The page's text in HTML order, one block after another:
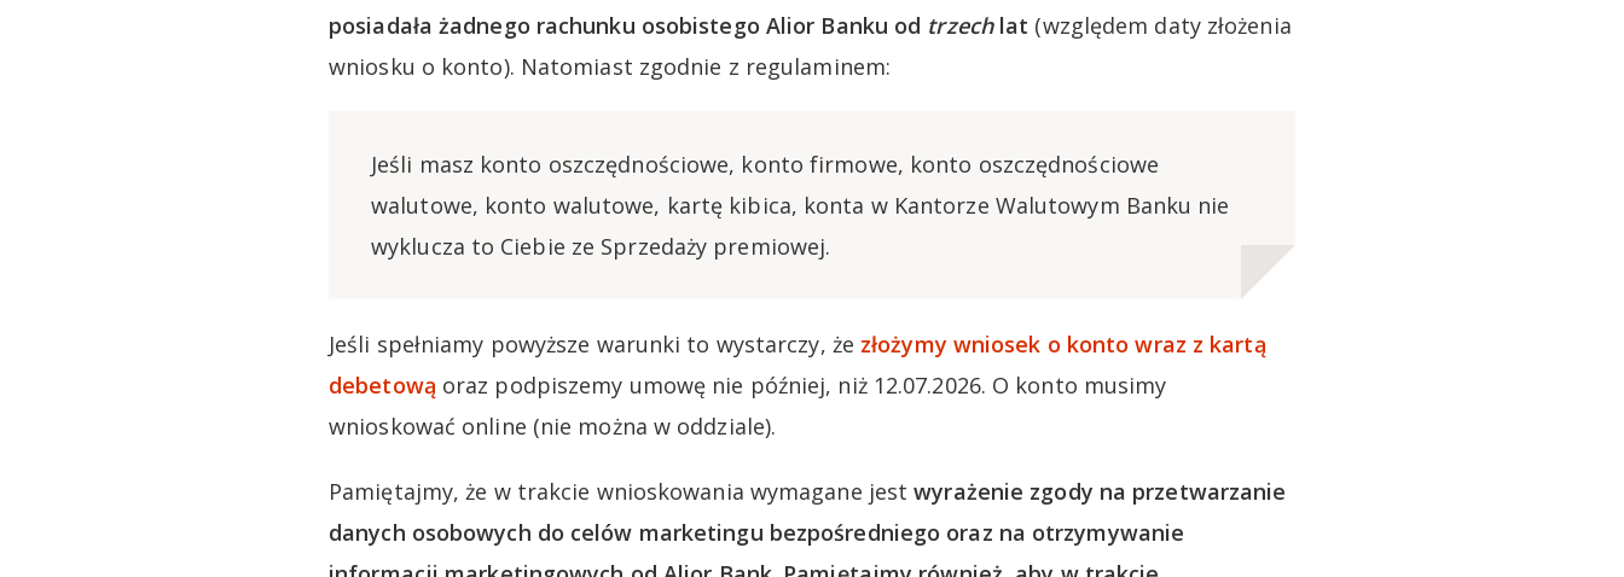
posiadała żadnego rachunku osobistego Alior Banku od trzechlat (względem daty złożenia
wniosku o konto). Natomiast zgodnie z regulaminem:
Jeśli masz konto oszczędnościowe, konto firmowe, konto oszczędnościowe
walutowe, konto walutowe, kartę kibica, konta w Kantorze Walutowym Banku nie
wyklucza to Ciebie ze Sprzedaży premiowej.
Jeśli spełniamy powyższe warunki to wystarczy, że złożymy wniosek o konto wraz z kartą
debetową oraz podpiszemy umowę nie później, niż 12.07.2026. O konto musimy
wnioskować online (nie można w oddziale).
Pamiętajmy, że w trakcie wnioskowania wymagane jestwyrażenie zgody na przetwarzanie
danych osobowych do celów marketingu bezpośredniego oraz na otrzymywanie